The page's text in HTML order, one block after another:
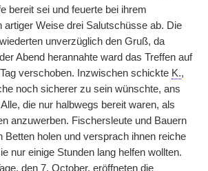
bereit sei und feuerte bei ihrem
artiger Weise drei Salutschüsse ab. Die
unverzüglich den Gruß, da
Abend herannahte ward das Treffen auf
verschoben. Inzwischen schickte K.,
noch sicherer zu sein wünschte, ans
die nur halbwegs bereit waren, als
anzuwerben. Fischersleute und Bauern
Betten holen und versprach ihnen reiche
nur einige Stunden lang helfen wollten.
den 7. October, eröffneten die